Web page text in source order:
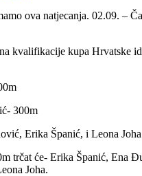
ova natjecanja. 02.09. –
kvalifikacije kupa Hrvatske
300m
Erika Španić, i Leona
trčat će- Erika Španić, Ena
Joha.